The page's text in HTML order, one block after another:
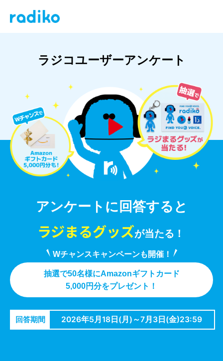
ラジコユーザーアンケート
アンケートに回答すると
ラジまるグッズが当たる！
Wチャンスキャンペーンも開催！
抽選で50名様にAmazonギフトカード
5,000円分をプレゼント！
回答期間 2026年5月18日(月)～7月3日(金)23:59